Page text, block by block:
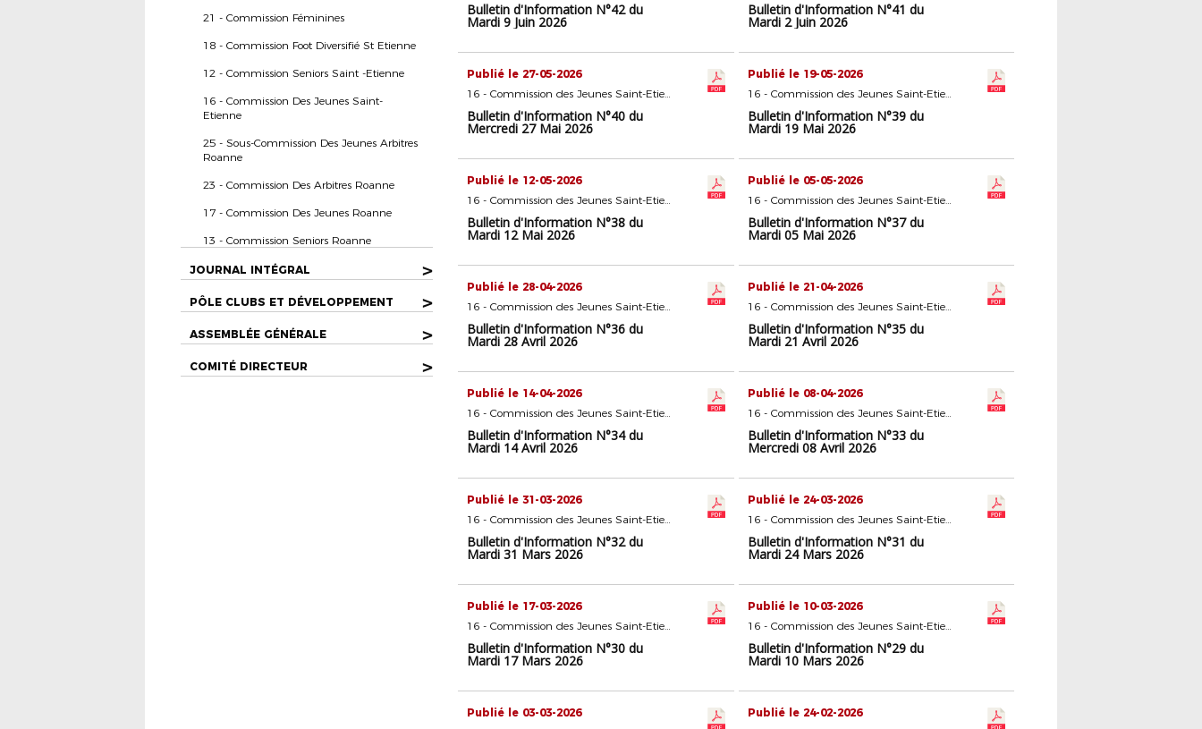
21 - Commission Féminines
18 - Commission Foot Diversifié St Etienne
12 - Commission Seniors Saint -Etienne
16 - Commission Des Jeunes Saint-
Etienne
25 - Sous-Commission Des Jeunes Arbitres
Roanne
23 - Commission Des Arbitres Roanne
17 - Commission Des Jeunes Roanne
13 - Commission Seniors Roanne
JOURNAL INTÉGRAL >
PÔLE CLUBS ET DÉVELOPPEMENT >
ASSEMBLÉE GÉNÉRALE >
COMITÉ DIRECTEUR >
Bulletin d'Information N°42 du
Mardi 9 Juin 2026
Bulletin d'Information N°41 du
Mardi 2 Juin 2026
Publié le 27-05-2026
16 - Commission des Jeunes Saint-Etienne
Bulletin d'Information N°40 du
Mercredi 27 Mai 2026
Publié le 19-05-2026
16 - Commission des Jeunes Saint-Etienne
Bulletin d'Information N°39 du
Mardi 19 Mai 2026
Publié le 12-05-2026
16 - Commission des Jeunes Saint-Etienne
Bulletin d'Information N°38 du
Mardi 12 Mai 2026
Publié le 05-05-2026
16 - Commission des Jeunes Saint-Etienne
Bulletin d'Information N°37 du
Mardi 05 Mai 2026
Publié le 28-04-2026
16 - Commission des Jeunes Saint-Etienne
Bulletin d'Information N°36 du
Mardi 28 Avril 2026
Publié le 21-04-2026
16 - Commission des Jeunes Saint-Etienne
Bulletin d'Information N°35 du
Mardi 21 Avril 2026
Publié le 14-04-2026
16 - Commission des Jeunes Saint-Etienne
Bulletin d'Information N°34 du
Mardi 14 Avril 2026
Publié le 08-04-2026
16 - Commission des Jeunes Saint-Etienne
Bulletin d'Information N°33 du
Mercredi 08 Avril 2026
Publié le 31-03-2026
16 - Commission des Jeunes Saint-Etienne
Bulletin d'Information N°32 du
Mardi 31 Mars 2026
Publié le 24-03-2026
16 - Commission des Jeunes Saint-Etienne
Bulletin d'Information N°31 du
Mardi 24 Mars 2026
Publié le 17-03-2026
16 - Commission des Jeunes Saint-Etienne
Bulletin d'Information N°30 du
Mardi 17 Mars 2026
Publié le 10-03-2026
16 - Commission des Jeunes Saint-Etienne
Bulletin d'Information N°29 du
Mardi 10 Mars 2026
Publié le 03-03-2026
Publié le 24-02-2026